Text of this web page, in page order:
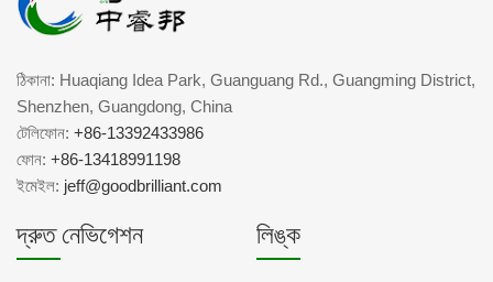
ঠিকানা: Huaqiang Idea Park, Guanguang Rd., Guangming District,
Shenzhen, Guangdong, China
টেলিফোন: +86-13392433986
ফোন: +86-13418991198
ইমেইল: jeff@goodbrilliant.com
দ্রুত নেভিগেশন লিঙ্ক